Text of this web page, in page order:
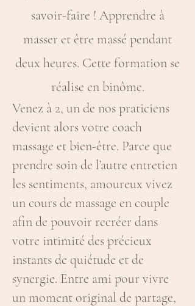
savoir-faire ! Apprendre à
masser et être massé pendant
deux heures. Cette formation se
réalise en binôme.
Venez à 2, un de nos praticiens
devient alors votre coach
massage et bien-être. Parce que
prendre soin de l’autre entretien
les sentiments, amoureux vivez
un cours de massage en couple
afin de pouvoir recréer dans
votre intimité des précieux
instants de quiétude et de
synergie. Entre ami pour vivre
un moment original de partage,